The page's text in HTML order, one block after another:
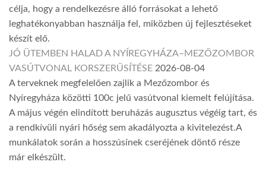
célja, hogy a rendelkezésre álló forrásokat a lehető
leghatékonyabban használja fel, miközben új fejlesztéseket
készít elő.
JÓ ÜTEMBEN HALAD A NYÍREGYHÁZA–MEZŐZOMBOR
VASÚTVONAL KORSZERŰSÍTÉSE 2026-08-04
A terveknek megfelelően zajlik a Mezőzombor és
Nyíregyháza közötti 100c jelű vasútvonal kiemelt felújítása.
A május végén elindított beruházás augusztus végéig tart, és
a rendkívüli nyári hőség sem akadályozta a kivitelezést.A
munkálatok során a hosszúsínek cseréjének döntő része
már elkészült.